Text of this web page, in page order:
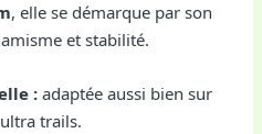
, elle se démarque par son
et stabilité.
: adaptée aussi bien sur
trails.